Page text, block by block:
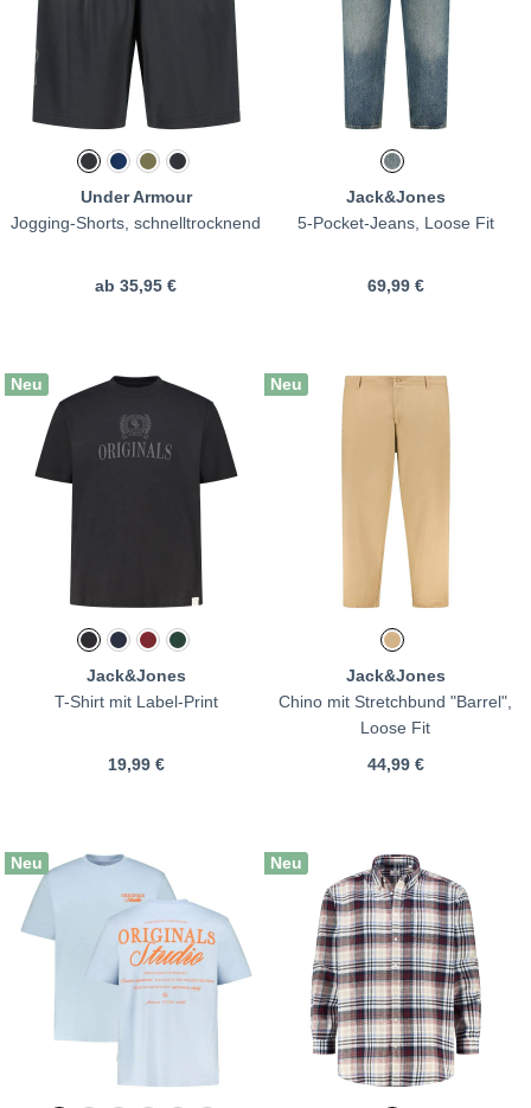
Under Armour
Jogging-Shorts, schnelltrocknend
ab 35,95 €
Jack&Jones
5-Pocket-Jeans, Loose Fit
69,99 €
Neu
Jack&Jones
T-Shirt mit Label-Print
19,99 €
Neu
Jack&Jones
Chino mit Stretchbund "Barrel",
Loose Fit
44,99 €
Neu Neu